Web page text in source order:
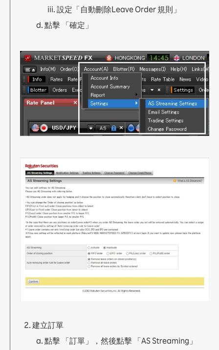
2.7 查閱等候中訂單
2.8 查閱帳戶保證金信息
2.9 一般設定
c. 交易設定
2.10 圖表設定
2.11 安裝程式
2.12 Login 登入
a. 以一次性密碼登入（預設）
b. 以生物認證登入
2.13 平台簡介
2.14 我的頁面
2.16 到價提示
a. 到價提示
b. 更改提示方式
c. 查看提示狀態
設定「自動刪除Leave Order 規則」
點擊 「確定」
建立訂單
點擊 「訂單」，然後點擊 「AS Streaming」